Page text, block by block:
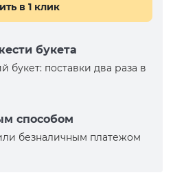
в 1 клик
букета
букет: поставки два раза в
способом
безналичным платежом